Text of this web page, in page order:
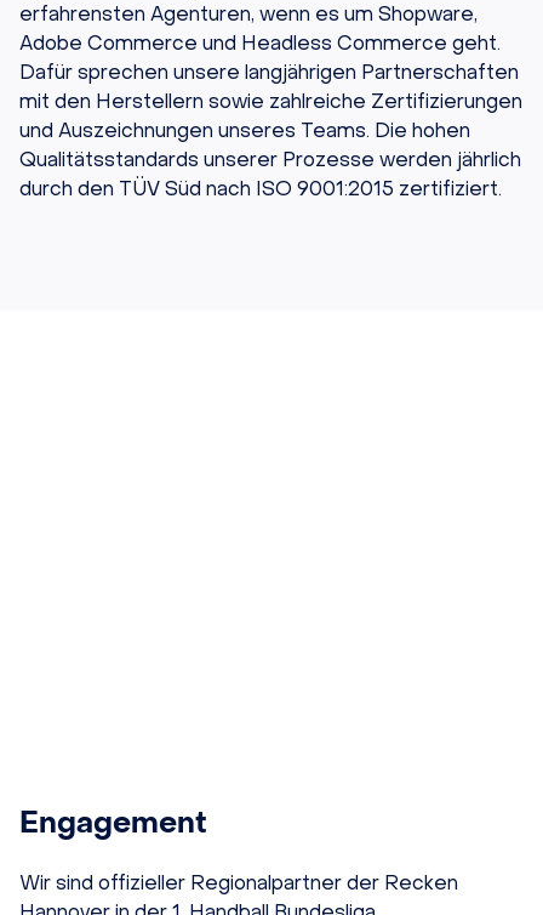
erfahrensten Agenturen, wenn es um Shopware,
Adobe Commerce und Headless Commerce geht.
Dafür sprechen unsere langjährigen Partnerschaften
mit den Herstellern sowie zahlreiche Zertifizierungen
und Auszeichnungen unseres Teams. Die hohen
Qualitätsstandards unserer Prozesse werden jährlich
durch den TÜV Süd nach ISO 9001:2015 zertifiziert.
Engagement
Wir sind offizieller Regionalpartner der Recken